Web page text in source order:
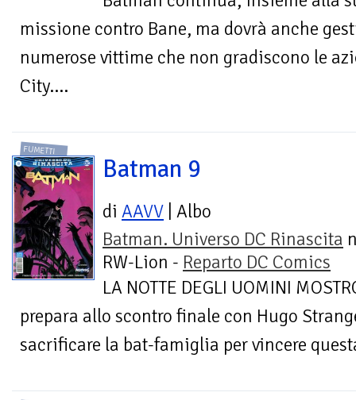
missione contro Bane, ma dovrà anche
numerose vittime che non gradiscono le
City....
FUMETTI
Batman 9
di AAVV | Albo
Batman. Universo DC Rinascita
RW-Lion - Reparto DC Comics
LA NOTTE DEGLI UOMINI
prepara allo scontro finale con Hugo
sacrificare la bat-famiglia per vincere